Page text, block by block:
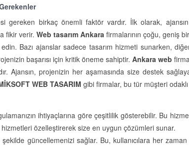
gereken birkaç önemli faktör vardır. İlk olarak,
fikir verir. Web tasarım Ankara firmalarının çoğu, geniş
Bazı ajanslar sadece tasarım hizmeti sunarken,
başarısı için kritik öneme sahiptir. Ankara web
Ajansın, projenizin her aşamasında size destek
WEB TASARIM gibi firmalar, bu tür müşteri odaklı
ihtiyaçlarına göre çeşitlilik gösterebilir. Bu
özelleştirerek size en uygun çözümleri sunar.
güncellemenizi sağlar. Bu, kullanıcılara her